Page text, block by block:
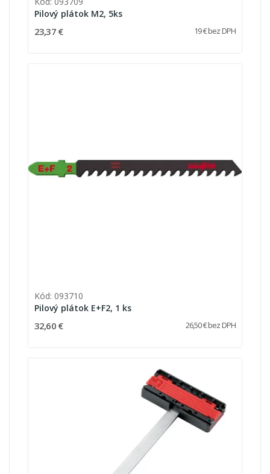
Pilový plátok M2, 5ks
23,37 € 19 € bez DPH
Kód: 093710
Pilový plátok E+F2, 1 ks
32,60 € 26,50 € bez DPH